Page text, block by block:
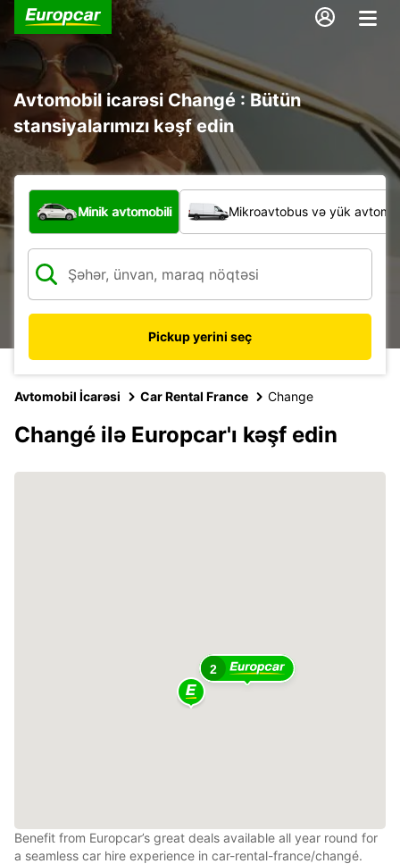
Avtomobil icarəsi Changé : Bütün
stansiyalarımızı kəşf edin
Hansı növ nəqliyyat vasitəsi?
Minik avtomobili Mikroavtobus və yük
Pickup yerini seç
Avtomobil İcarəsi Car Rental France Change
Changé ilə Europcar'ı kəşf edin
2
Benefit from Europcar’s great deals available all year round for
a seamless car hire experience in car-rental-france/changé.